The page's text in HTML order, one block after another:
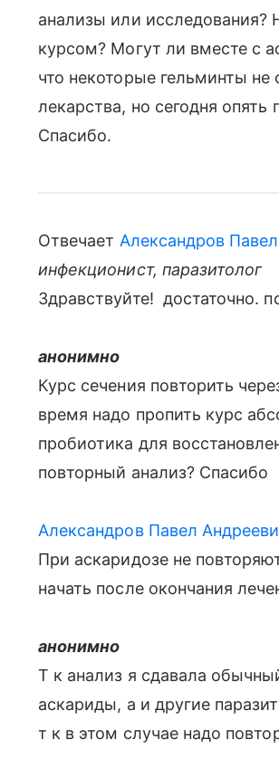
анализы или исследования?
курсом? Могут ли вместе с
что некоторые гельминты
лекарства, но сегодня опять
Спасибо.
Отвечает Александров
инфекционист, паразитолог
Здравствуйте! достаточно.
анонимно
Курс сечения повторить
время надо пропить курс
пробиотика для
повторный анализ? Спасибо
Александров Павел
При аскаридозе не
начать после окончания
анонимно
Т к анализ я сдавала
аскариды, а и другие
т к в этом случае надо